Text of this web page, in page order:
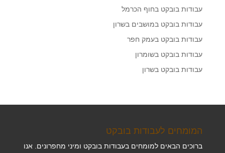
עבודות בובקט בחוף הכרמל
עבודות בובקט במושבים בשרון
עבודות בובקט בעמק חפר
עבודות בובקט בשומרון
עבודות בובקט בשרון
המומחים לעבודות בובקט
ברוכים הבאים למומחים בעבודות בובקט ומיני מחפרונים. אנו